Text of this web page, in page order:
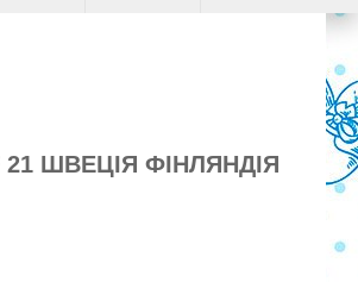
21 ШВЕЦІЯ ФІНЛЯНДІЯ